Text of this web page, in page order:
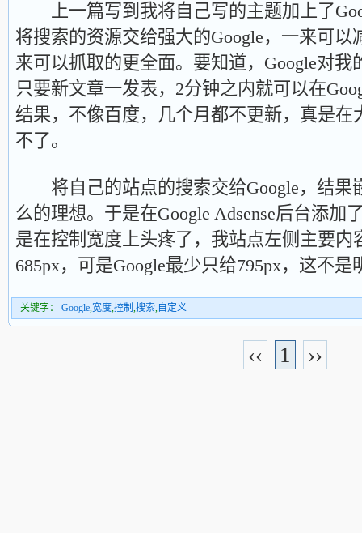
上一篇写到我将自己写的主题加上了
将搜索的资源交给强大的Google，一来可
来可以抓取的更全面。要知道，Google对
只要新文章一发表，2分钟之内就可以在
结果，不像百度，几个月都不更新，真是在
不了。
将自己的站点的搜索交给Google，结果
么的理想。于是在Google Adsense后台添加
是在控制宽度上头疼了，我站点左侧主要内
685px，可是Google最少只给795px，这不
关键字： Google,宽度,控制 ,搜索,自定义
‹‹ 1 ››